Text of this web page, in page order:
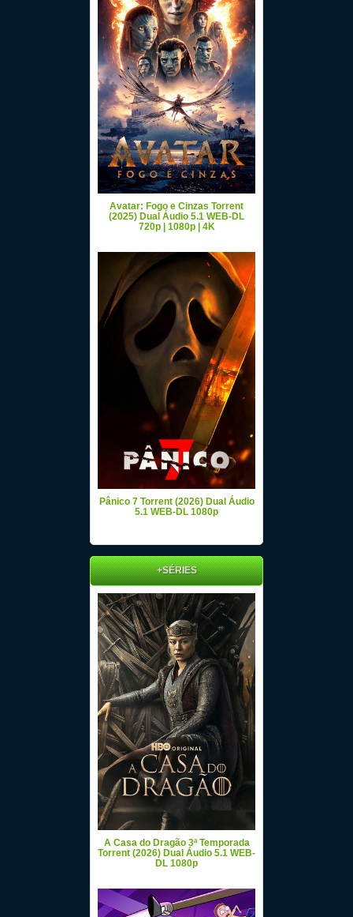
Avatar: Fogo e Cinzas Torrent
(2025) Dual Áudio 5.1 WEB-DL
720p | 1080p | 4K
Pânico 7 Torrent (2026) Dual Áudio
5.1 WEB-DL 1080p
+SÉRIES
A Casa do Dragão 3ª Temporada
Torrent (2026) Dual Áudio 5.1 WEB-
DL 1080p